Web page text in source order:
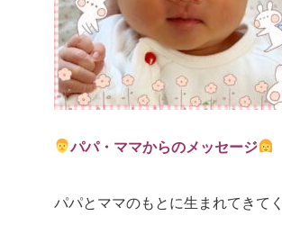
パパ・ママからのメッセージ
パパとママのもとに生まれてきて